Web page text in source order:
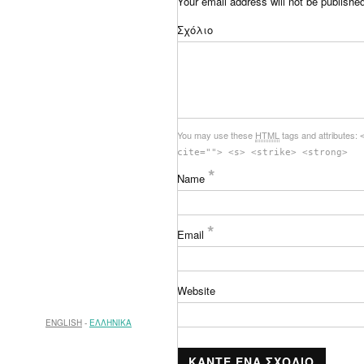
ENGLISH ΕΛΛΗΝΙΚΑ
Σχόλιο
You may use these HTML tags and attributes:
cite=""> <s> <strike> <strong>
Name *
Email *
Website